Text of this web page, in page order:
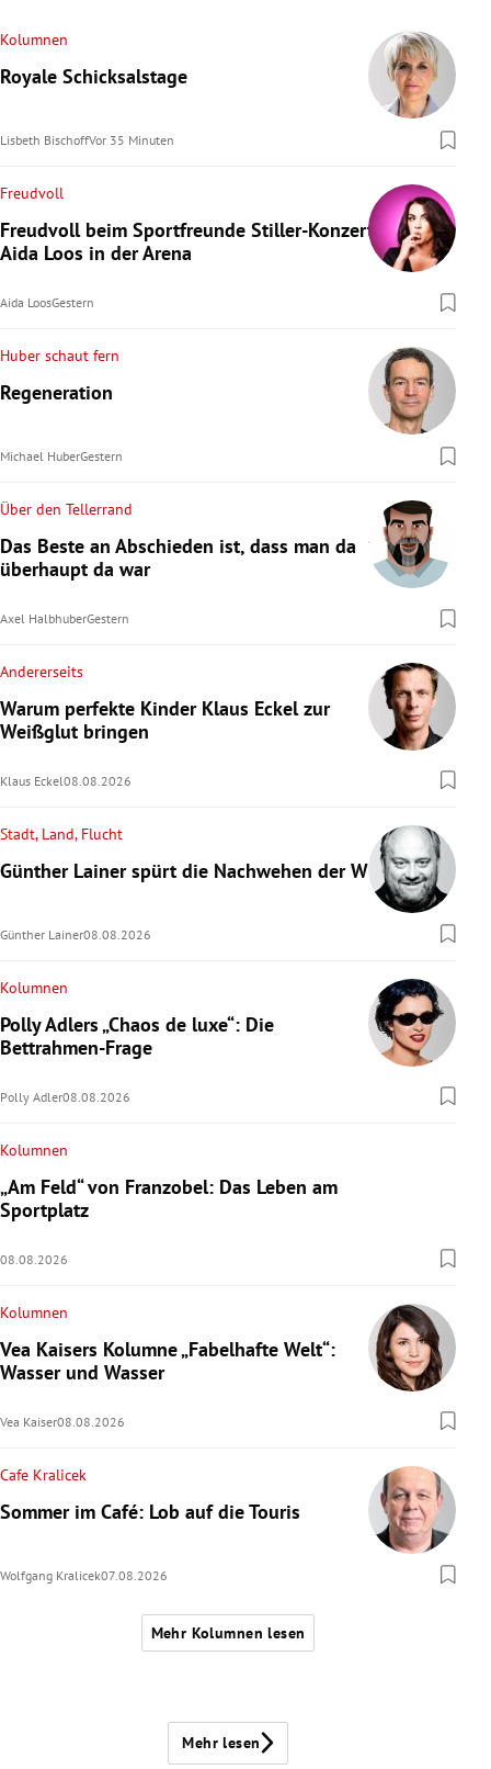
Kolumnen
Royale Schicksalstage
Lisbeth BischoffVor 35 Minuten
Freudvoll
Freudvoll beim Sportfreunde Stiller-Konzert:
Aida Loos in der Arena
Aida LoosGestern
Huber schaut fern
Regeneration
Michael HuberGestern
Über den Tellerrand
Das Beste an Abschieden ist, dass man da
überhaupt da war
Axel HalbhuberGestern
Andererseits
Warum perfekte Kinder Klaus Eckel zur
Weißglut bringen
Klaus Eckel08.08.2026
Stadt, Land, Flucht
Günther Lainer spürt die Nachwehen der WM
Günther Lainer08.08.2026
Kolumnen
Polly Adlers „Chaos de luxe“: Die
Bettrahmen-Frage
Polly Adler08.08.2026
Kolumnen
„Am Feld“ von Franzobel: Das Leben am
Sportplatz
08.08.2026
Kolumnen
Vea Kaisers Kolumne „Fabelhafte Welt“:
Wasser und Wasser
Vea Kaiser08.08.2026
Cafe Kralicek
Sommer im Café: Lob auf die Touris
Wolfgang Kralicek07.08.2026
Mehr Kolumnen lesen
Mehr lesen